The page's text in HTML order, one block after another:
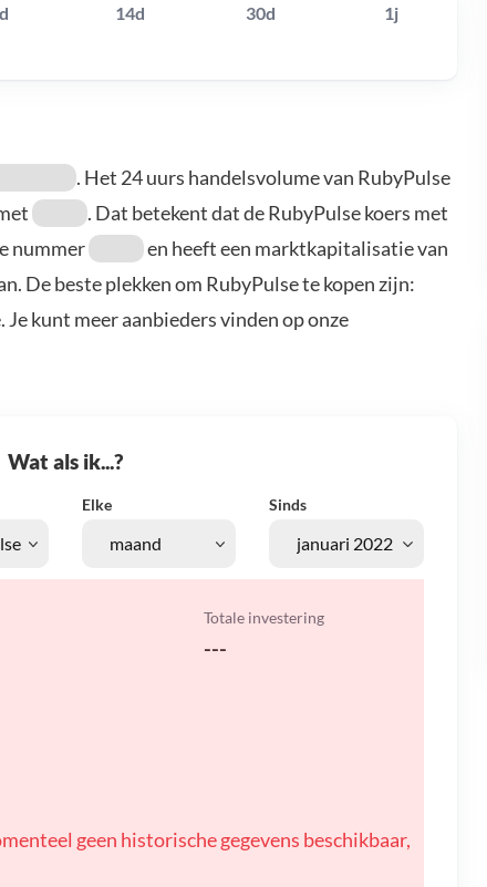
14d 30d 1j
. Het 24 uurs handelsvolume van RubyPulse
. Dat betekent dat de RubyPulse koers met
nummer
en heeft een marktkapitalisatie van
De beste plekken om RubyPulse te kopen zijn:
kunt meer aanbieders vinden op onze
Wat als ik...?
Elke Sinds
Totale investering
---
geen historische gegevens beschikbaar,